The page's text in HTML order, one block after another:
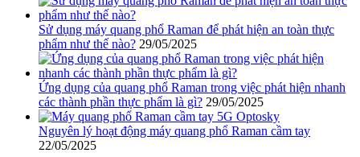
Sử dụng máy quang phổ Raman để phát hiện an toàn thực
phẩm như thế nào? 29/05/2025
Ứng dụng của quang phổ Raman trong việc phát hiện nhanh
các thành phần thực phẩm là gì? 29/05/2025
Nguyên lý hoạt động máy quang phổ Raman cầm tay
22/05/2025